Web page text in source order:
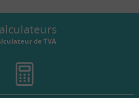
de TVA